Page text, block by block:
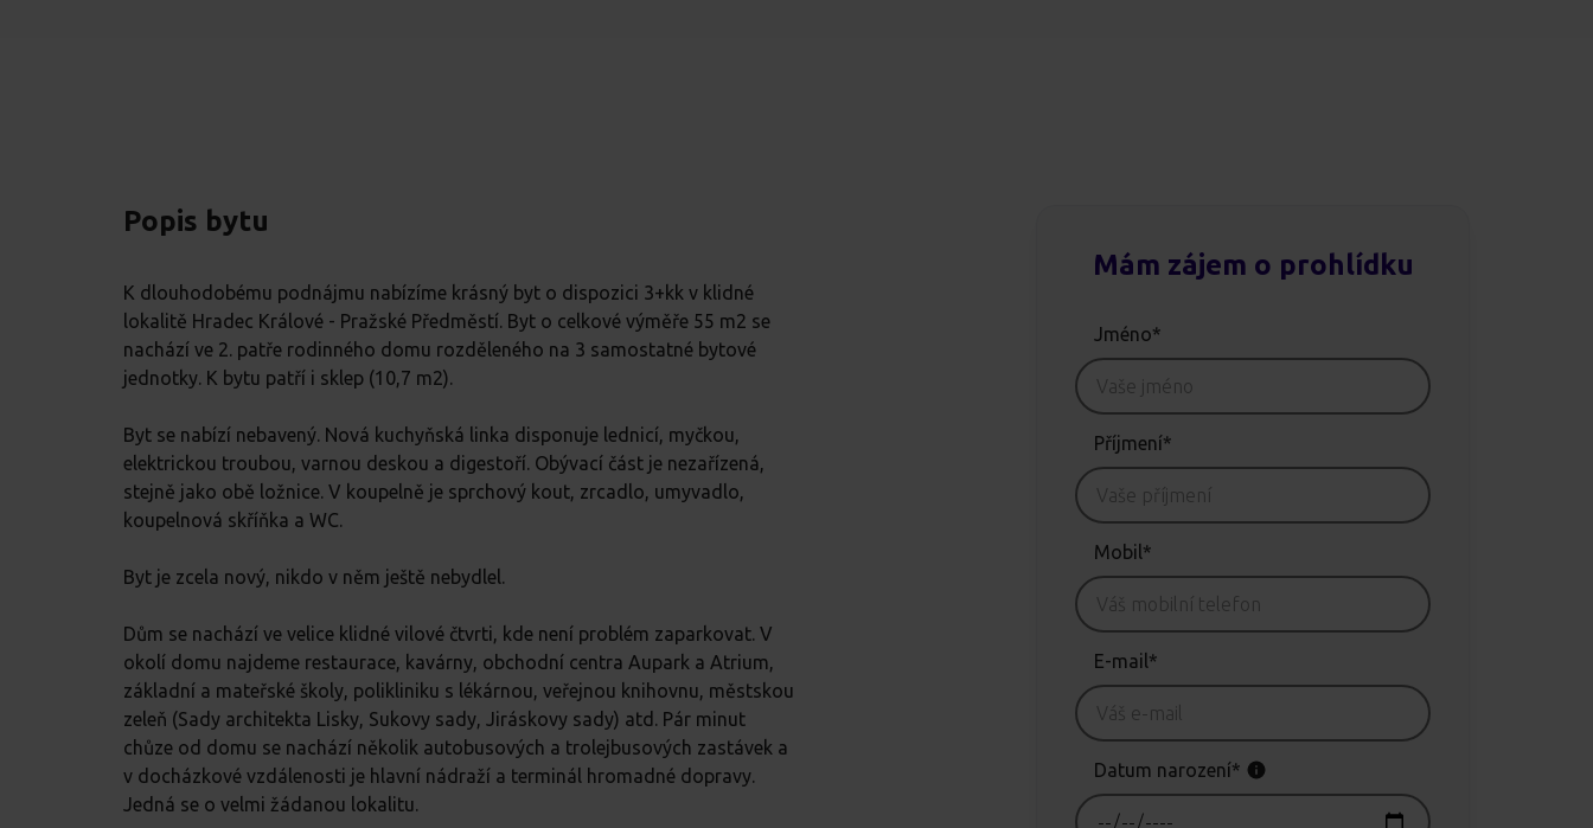
Popis bytu
K dlouhodobému podnájmu nabízíme krásný byt o dispozici 3+kk v klidné
lokalitě Hradec Králové - Pražské Předměstí. Byt o celkové výměře 55 m2 se
nachází ve 2. patře rodinného domu rozděleného na 3 samostatné bytové
jednotky. K bytu patří i sklep (10,7 m2).
Byt se nabízí nebavený. Nová kuchyňská linka disponuje lednicí, myčkou,
elektrickou troubou, varnou deskou a digestoří. Obývací část je nezařízená,
stejně jako obě ložnice. V koupelně je sprchový kout, zrcadlo, umyvadlo,
koupelnová skříňka a WC.
Byt je zcela nový, nikdo v něm ještě nebydlel.
Dům se nachází ve velice klidné vilové čtvrti, kde není problém zaparkovat. V
okolí domu najdeme restaurace, kavárny, obchodní centra Aupark a Atrium,
základní a mateřské školy, polikliniku s lékárnou, veřejnou knihovnu, městskou
zeleň (Sady architekta Lisky, Sukovy sady, Jiráskovy sady) atd. Pár minut
chůze od domu se nachází několik autobusových a trolejbusových zastávek a
v docházkové vzdálenosti je hlavní nádraží a terminál hromadné dopravy.
Jedná se o velmi žádanou lokalitu.
Mám zájem o prohlídku
Jméno*
Příjmení*
Mobil*
E-mail*
Datum narození*